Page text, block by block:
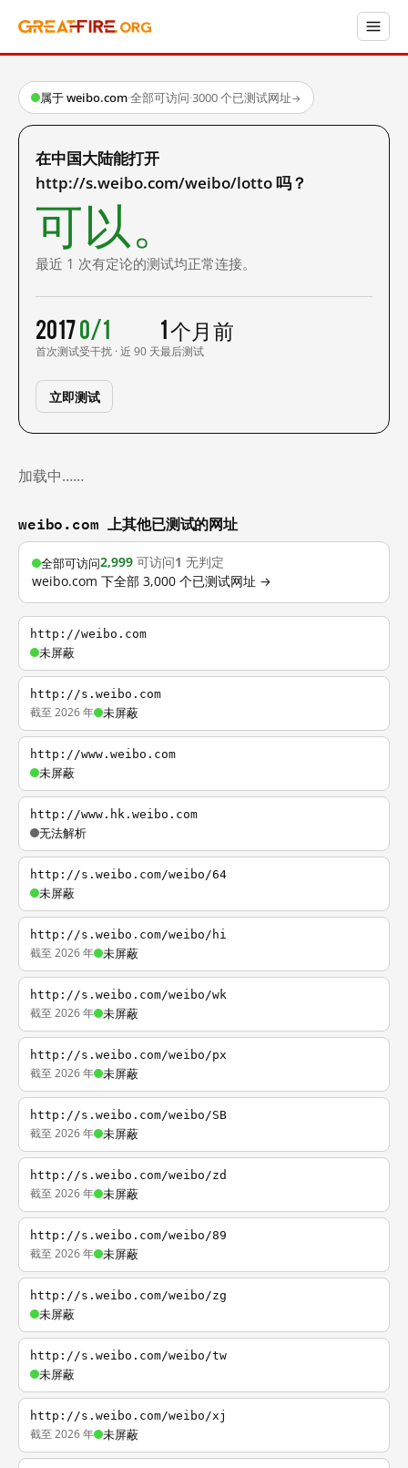
属于 weibo.com·全部可访问·3000 个已测试网址→
在中国大陆能打开
http://s.weibo.com/weibo/lotto 吗？
可以。
最近 1 次有定论的测试均正常连接。
2017
首次测试
0/1
受干扰 · 近 90 天
1 个月前
最后测试
立即测试
加载中……
weibo.com 上其他已测试的网址
全部可访问2,999 可访问1 无判定
weibo.com 下全部 3,000 个已测试网址 →
http://weibo.com
未屏蔽
http://s.weibo.com
截至 2026 年 未屏蔽
http://www.weibo.com
未屏蔽
http://www.hk.weibo.com
无法解析
http://s.weibo.com/weibo/64
未屏蔽
http://s.weibo.com/weibo/hi
截至 2026 年 未屏蔽
http://s.weibo.com/weibo/wk
截至 2026 年 未屏蔽
http://s.weibo.com/weibo/px
截至 2026 年 未屏蔽
http://s.weibo.com/weibo/SB
截至 2026 年 未屏蔽
http://s.weibo.com/weibo/zd
截至 2026 年 未屏蔽
http://s.weibo.com/weibo/89
截至 2026 年 未屏蔽
http://s.weibo.com/weibo/zg
未屏蔽
http://s.weibo.com/weibo/tw
未屏蔽
http://s.weibo.com/weibo/xj
截至 2026 年 未屏蔽